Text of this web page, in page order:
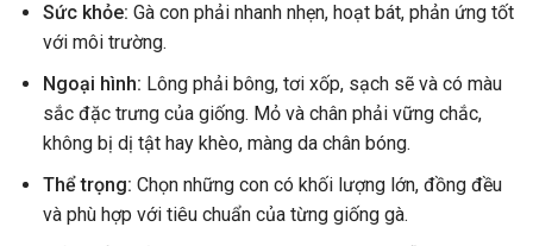
Sức khỏe: Gà con phải nhanh nhẹn, hoạt bát, phản ứng tốt
với môi trường.
Ngoại hình: Lông phải bông, tơi xốp, sạch sẽ và có màu
sắc đặc trưng của giống. Mỏ và chân phải vững chắc,
không bị dị tật hay khèo, màng da chân bóng.
Thể trọng: Chọn những con có khối lượng lớn, đồng đều
và phù hợp với tiêu chuẩn của từng giống gà.